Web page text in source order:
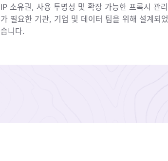
IP 소유권, 사용 투명성 및 확장 가능한 프록시 관리
가 필요한 기관, 기업 및 데이터 팀을 위해 설계되었
습니다.